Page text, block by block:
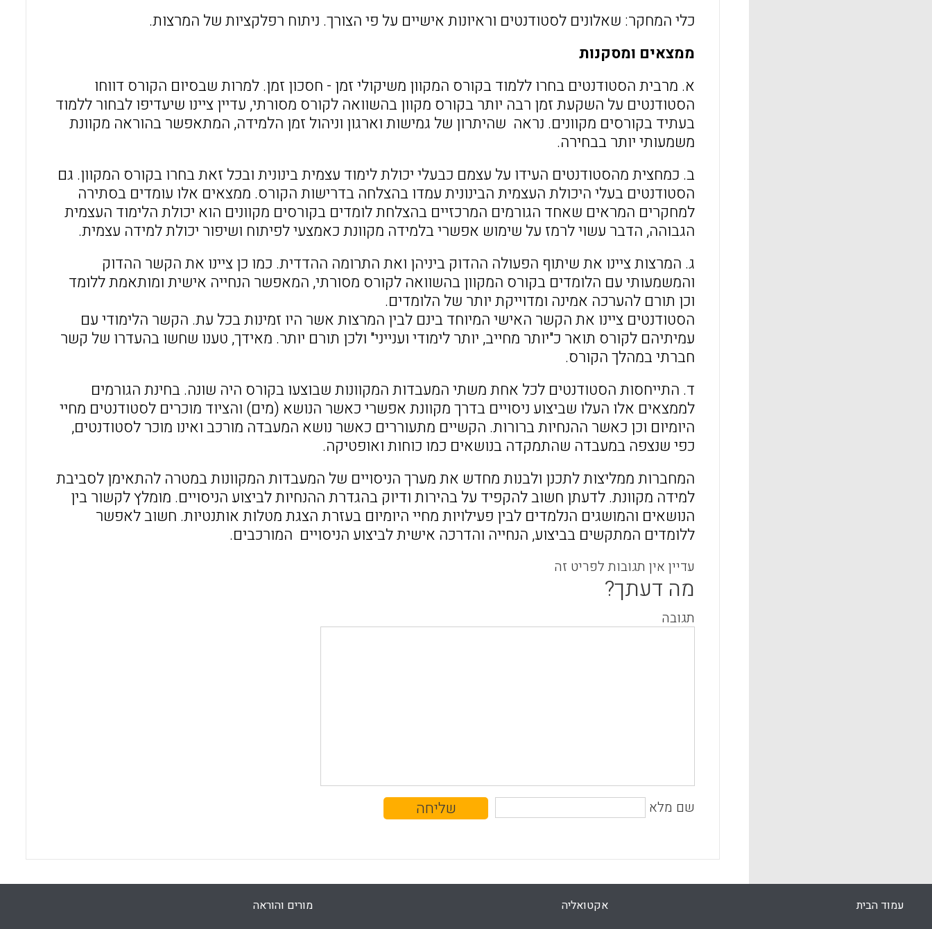
כלי המחקר: שאלונים לסטודנטים וראיונות אישיים על פי הצורך. ניתוח רפלקציות של המרצות.
ממצאים ומסקנות
א. מרבית הסטודנטים בחרו ללמוד בקורס המקוון משיקולי זמן - חסכון זמן. למרות שבסיום הקורס דווחו
הסטודנטים על השקעת זמן רבה יותר בקורס מקוון בהשוואה לקורס מסורתי, עדיין ציינו שיעדיפו לבחור ללמוד
בעתיד בקורסים מקוונים. נראה שהיתרון של גמישות וארגון וניהול זמן הלמידה, המתאפשר בהוראה מקוונת
משמעותי יותר בבחירה.
ב. כמחצית מהסטודנטים העידו על עצמם כבעלי יכולת לימוד עצמית בינונית ובכל זאת בחרו בקורס המקוון. גם
הסטודנטים בעלי היכולת העצמית הבינונית עמדו בהצלחה בדרישות הקורס. ממצאים אלו עומדים בסתירה
למחקרים המראים שאחד הגורמים המרכזיים בהצלחת לומדים בקורסים מקוונים הוא יכולת הלימוד העצמית
הגבוהה, הדבר עשוי לרמז על שימוש אפשרי בלמידה מקוונת כאמצעי לפיתוח ושיפור יכולת למידה עצמית.
ג. המרצות ציינו את שיתוף הפעולה ההדוק ביניהן ואת התרומה ההדדית. כמו כן ציינו את הקשר ההדוק
והמשמעותי עם הלומדים בקורס המקוון בהשוואה לקורס מסורתי, המאפשר הנחייה אישית ומותאמת ללומד
וכן תורם להערכה אמינה ומדוייקת יותר של הלומדים.
הסטודנטים ציינו את הקשר האישי המיוחד בינם לבין המרצות אשר היו זמינות בכל עת. הקשר הלימודי עם
עמיתיהם לקורס תואר כ"יותר מחייב, יותר לימודי וענייני" ולכן תורם יותר. מאידך, טענו שחשו בהעדרו של קשר
חברתי במהלך הקורס.
ד. התייחסות הסטודנטים לכל אחת משתי המעבדות המקוונות שבוצעו בקורס היה שונה. בחינת הגורמים
לממצאים אלו העלו שביצוע ניסויים בדרך מקוונת אפשרי כאשר הנושא (מים) והציוד מוכרים לסטודנטים מחיי
היומיום וכן כאשר ההנחיות ברורות. הקשיים מתעוררים כאשר נושא המעבדה מורכב ואינו מוכר לסטודנטים,
כפי שנצפה במעבדה שהתמקדה בנושאים כמו כוחות ואופטיקה.
המחברות ממליצות לתכנן ולבנות מחדש את מערך הניסויים של המעבדות המקוונות במטרה להתאימן לסביבת
למידה מקוונת. לדעתן חשוב להקפיד על בהירות ודיוק בהגדרת ההנחיות לביצוע הניסויים. מומלץ לקשור בין
הנושאים והמושגים הנלמדים לבין פעילויות מחיי היומיום בעזרת הצגת מטלות אותנטיות. חשוב לאפשר
ללומדים המתקשים בביצוע, הנחייה והדרכה אישית לביצוע הניסויים המורכבים.
עדיין אין תגובות לפריט זה
מה דעתך?
תגובה
שם מלא
עמוד הבית
אקטואליה
מורים והוראה